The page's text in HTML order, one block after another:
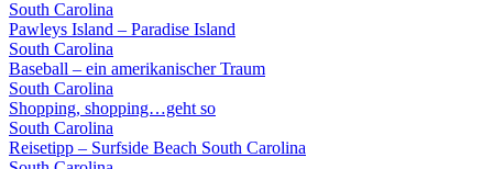
South Carolina
Pawleys Island – Paradise Island
South Carolina
Baseball – ein amerikanischer Traum
South Carolina
Shopping, shopping…geht so
South Carolina
Reisetipp – Surfside Beach South Carolina